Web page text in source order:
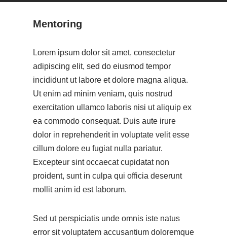
Mentoring
Lorem ipsum dolor sit amet, consectetur
adipiscing elit, sed do eiusmod tempor
incididunt ut labore et dolore magna aliqua.
Ut enim ad minim veniam, quis nostrud
exercitation ullamco laboris nisi ut aliquip ex
ea commodo consequat. Duis aute irure
dolor in reprehenderit in voluptate velit esse
cillum dolore eu fugiat nulla pariatur.
Excepteur sint occaecat cupidatat non
proident, sunt in culpa qui officia deserunt
mollit anim id est laborum.
Sed ut perspiciatis unde omnis iste natus
error sit voluptatem accusantium doloremque